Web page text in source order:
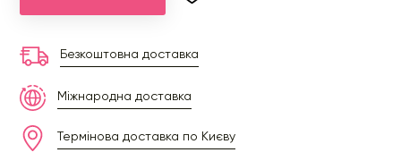
Безкоштовна доставка
Міжнародна доставка
Термінова доставка по Києву